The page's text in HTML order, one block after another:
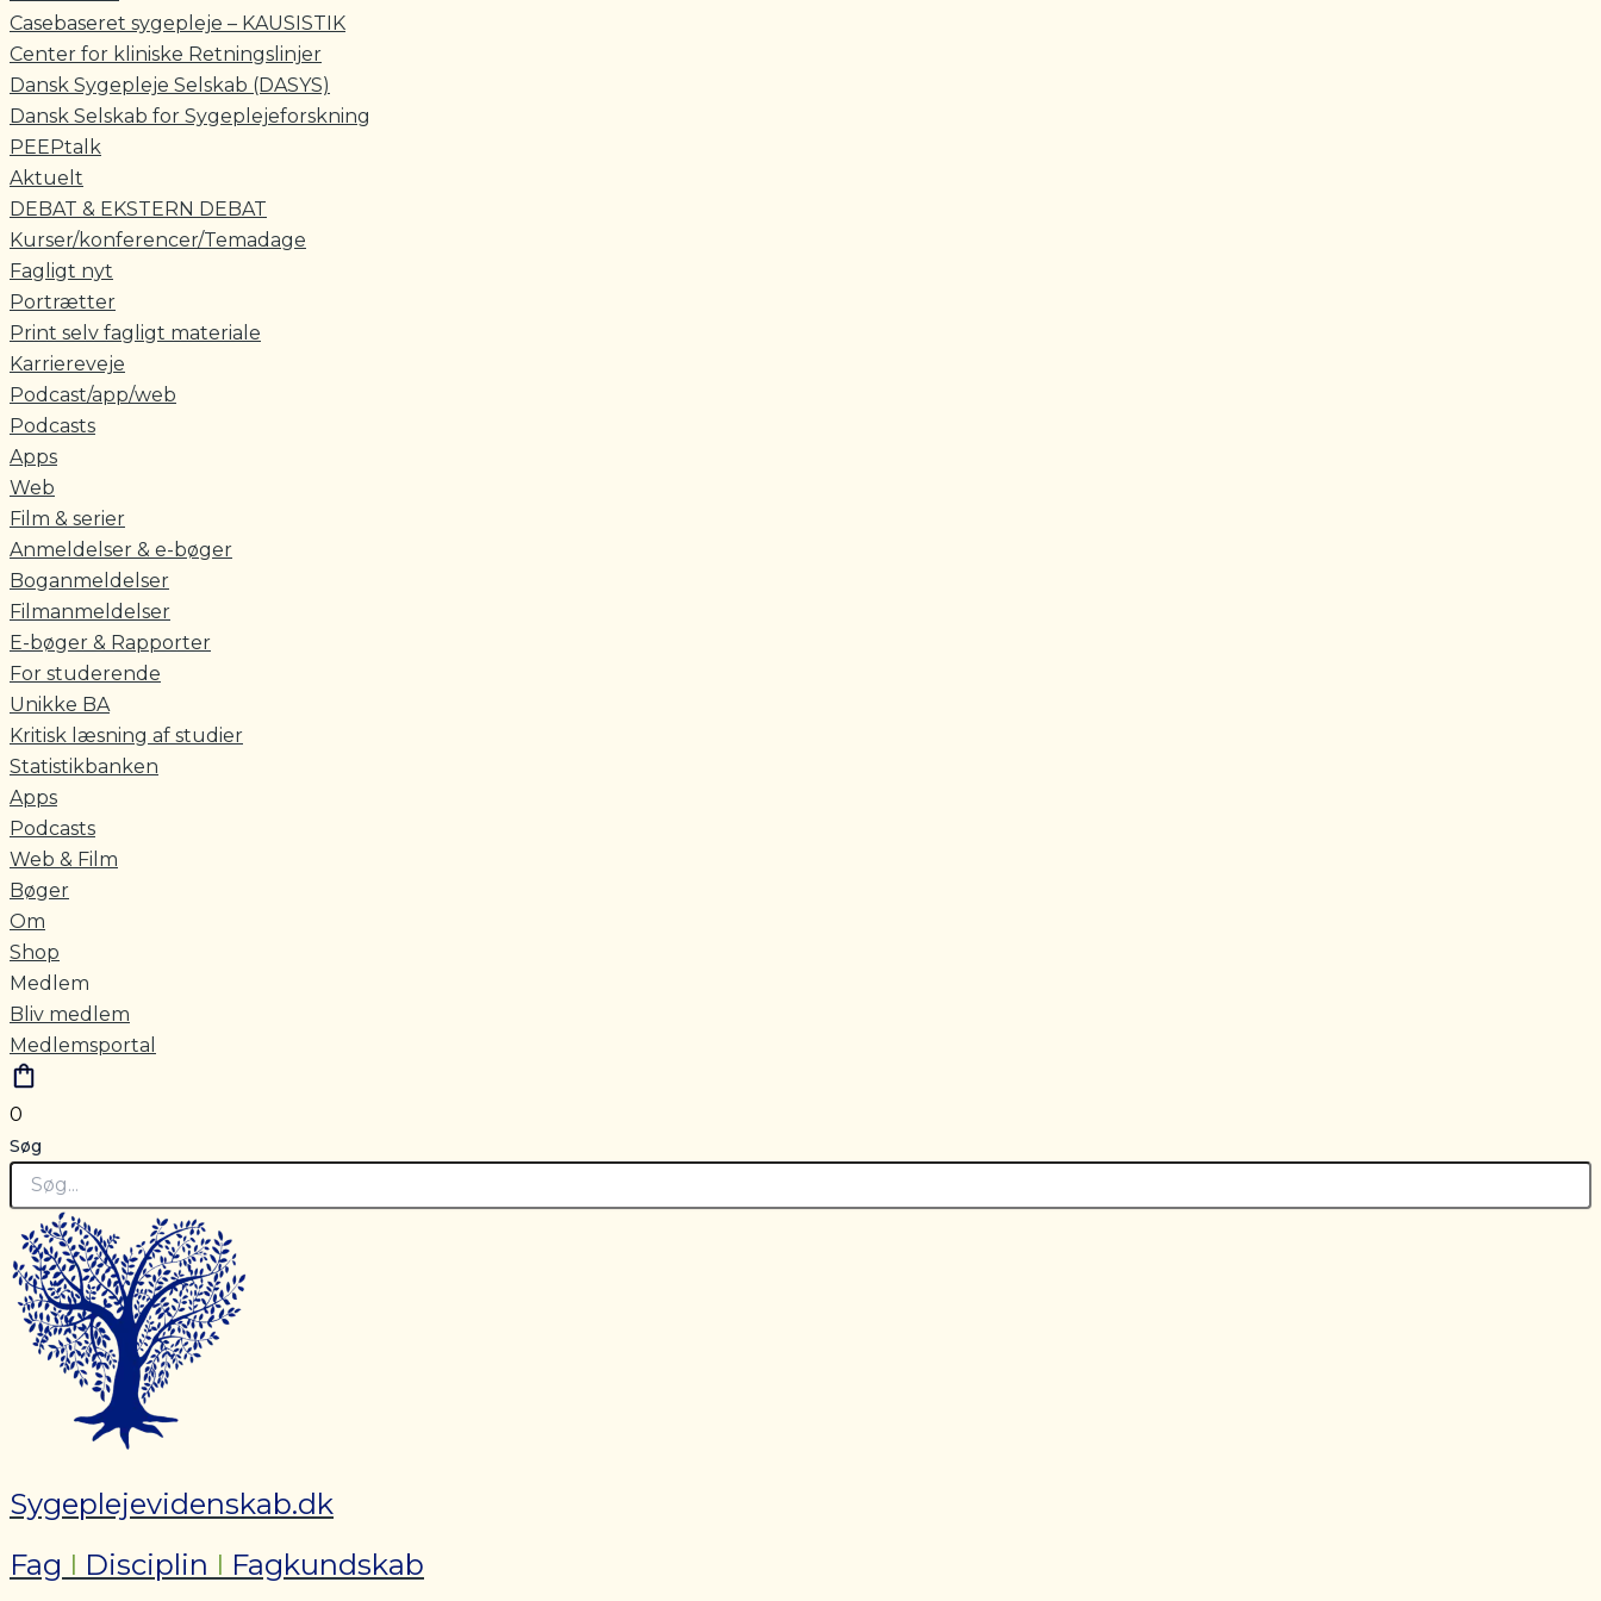
Casebaseret sygepleje – KAUSISTIK
Center for kliniske Retningslinjer
Dansk Sygepleje Selskab (DASYS)
Dansk Selskab for Sygeplejeforskning
PEEPtalk
Aktuelt
DEBAT & EKSTERN DEBAT
Kurser/konferencer/Temadage
Fagligt nyt
Portrætter
Print selv fagligt materiale
Karriereveje
Podcast/app/web
Podcasts
Apps
Web
Film & serier
Anmeldelser & e-bøger
Boganmeldelser
Filmanmeldelser
E-bøger & Rapporter
For studerende
Unikke BA
Kritisk læsning af studier
Statistikbanken
Apps
Podcasts
Web & Film
Bøger
Om
Shop
Medlem
Bliv medlem
Medlemsportal
0
Søg
Sygeplejevidenskab.dk
Fag I Disciplin I Fagkundskab